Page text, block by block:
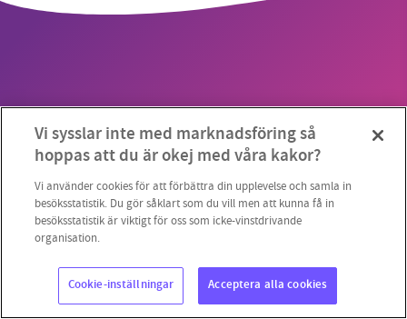
Copyright 2023 © Supermiljöbloggen Cookieinställningar
starten 2010 har vår ideella redaktion drivit
vill hjälpa oss.
Stötta vårt arbete genom att swisha en slant till
1231368703
Läs vad vi vill göra
Vi sysslar inte med marknadsföring så
hoppas att du är okej med våra kakor?
Vi använder cookies för att förbättra din upplevelse och samla in
besöksstatistik. Du gör såklart som du vill men att kunna få in
besöksstatistik är viktigt för oss som icke-vinstdrivande
organisation.
Cookie-inställningar Acceptera alla cookies